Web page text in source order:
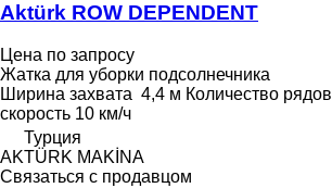
Aktürk ROW DEPENDENT
Цена по запросу
Жатка для уборки подсолнечника
Ширина захвата 4,4 м Количество рядов
скорость 10 км/ч
Турция
AKTÜRK MAKİNA
Связаться с продавцом